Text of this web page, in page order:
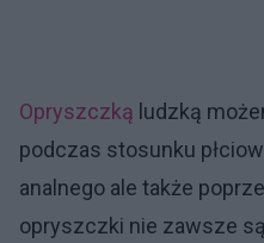
Opryszczką ludzką
podczas stosunku
analnego ale także
opryszczki nie zawsze